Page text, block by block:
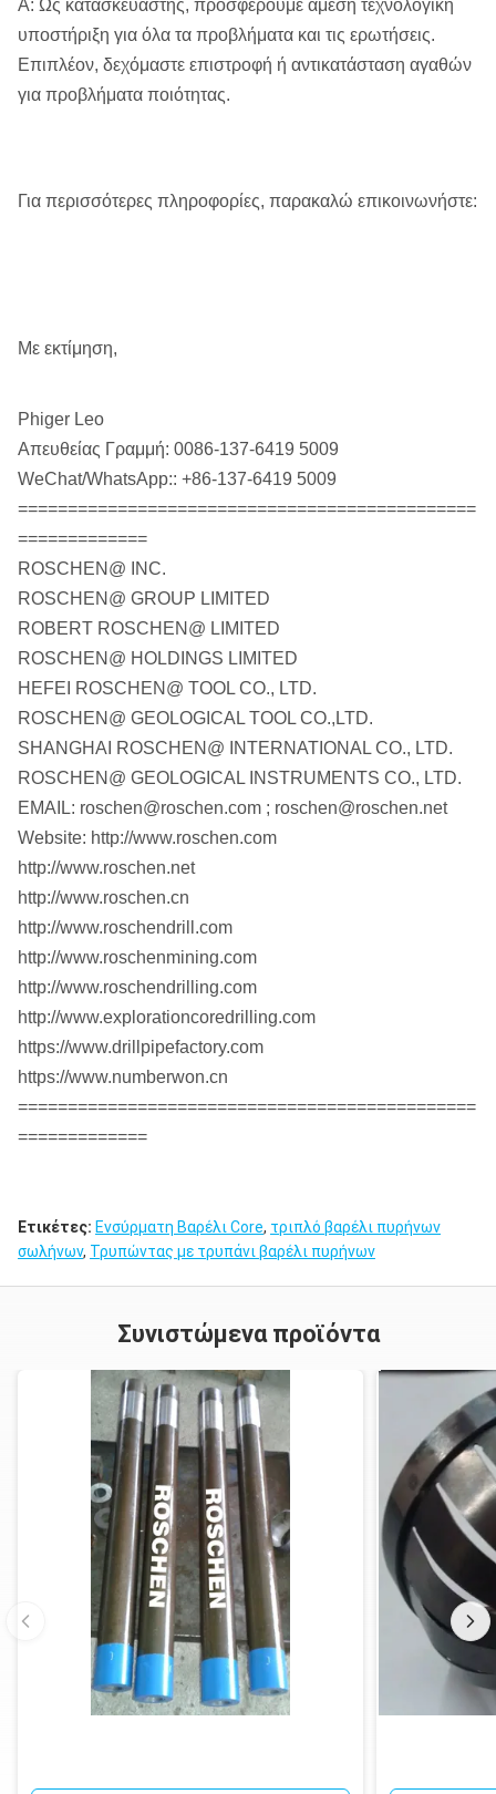
Α: Ως κατασκευαστής, προσφέρουμε άμεση τεχνολογική
υποστήριξη για όλα τα προβλήματα και τις ερωτήσεις.
Επιπλέον, δεχόμαστε επιστροφή ή αντικατάσταση αγαθών
για προβλήματα ποιότητας.
Για περισσότερες πληροφορίες, παρακαλώ επικοινωνήστε:
Με εκτίμηση,
Phiger Leo
Απευθείας Γραμμή: 0086-137-6419 5009
WeChat/WhatsApp:: +86-137-6419 5009
==============================================
=============
ROSCHEN@ INC.
ROSCHEN@ GROUP LIMITED
ROBERT ROSCHEN@ LIMITED
ROSCHEN@ HOLDINGS LIMITED
HEFEI ROSCHEN@ TOOL CO., LTD.
ROSCHEN@ GEOLOGICAL TOOL CO.,LTD.
SHANGHAI ROSCHEN@ INTERNATIONAL CO., LTD.
ROSCHEN@ GEOLOGICAL INSTRUMENTS CO., LTD.
EMAIL: roschen@roschen.com ; roschen@roschen.net
Website: http://www.roschen.com
http://www.roschen.net
http://www.roschen.cn
http://www.roschendrill.com
http://www.roschenmining.com
http://www.roschendrilling.com
http://www.explorationcoredrilling.com
https://www.drillpipefactory.com
https://www.numberwon.cn
==============================================
=============
Ετικέτες: Ενσύρματη Βαρέλι Core, τριπλό βαρέλι πυρήνων
σωλήνων, Τρυπώντας με τρυπάνι βαρέλι πυρήνων
Συνιστώμενα προϊόντα